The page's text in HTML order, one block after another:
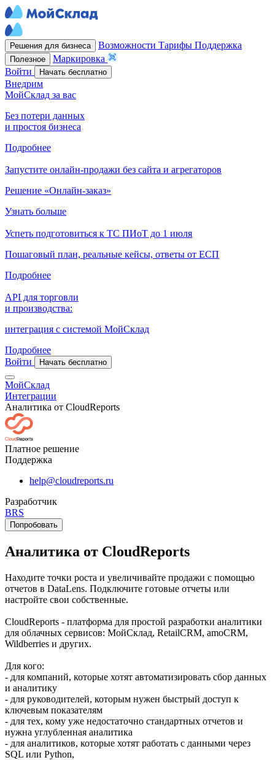
Решения для бизнеса Возможности Тарифы Поддержка
Полезное
Маркировка
Войти
Начать бесплатно
Внедрим
МойСклад за вас
Без потери данных
и простоя бизнеса
Подробнее
Запустите онлайн-продажи без сайта и агрегаторов
Решение «Онлайн-заказ»
Узнать больше
Успеть подготовиться к ТС ПИоТ до 1 июля
Пошаговый план, реальные кейсы, ответы от ЕСП
Подробнее
API для торговли
и производства:
интеграция с системой МойСклад
Подробнее
Войти
Начать бесплатно
МойСклад
Интеграции
Аналитика от CloudReports
Платное решение
Поддержка
help@cloudreports.ru
Разработчик
BRS
Попробовать
Аналитика от CloudReports
Находите точки роста и увеличивайте продажи с помощью
отчетов в DataLens. Подключите готовые отчеты или
настройте свои собственные.
CloudReports - платформа для простой разработки аналитики
для облачных сервисов: МойСклад, RetailCRM, amoCRM,
Wildberries и других.
Для кого:
- для компаний, которые хотят автоматизировать сбор данных
и аналитику
- для руководителей, которым нужен быстрый доступ к
ключевым показателям
- для тех, кому уже недостаточно стандартных отчетов и
нужна углубленная аналитика
- для аналитиков, которые хотят работать c данными через
SQL или Python,